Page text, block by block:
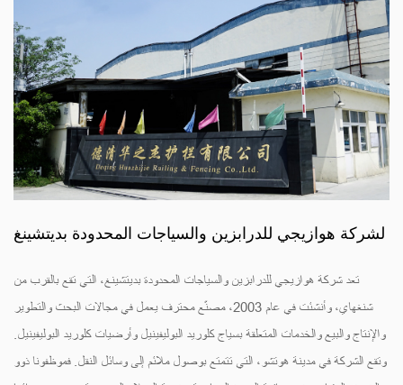
لشركة هوازيجي للدرابزين والسياجات المحدودة بديتشينغ
تعد شركة هوازيجي للدرابزين والسياجات المحدودة بديتشينغ، التي تقع بالقرب من
شنغهاي، وأنشئت في عام 2003، مصنّع محترف يعمل في مجالات البحث والتطوير
والإنتاج والبيع والخدمات المتعلقة بسياج كلوريد البوليفينيل وأرضيات كلوريد البوليفينيل.
وتقع الشركة في مدينة هوتشو، التي تتمتع بوصول ملائم إلى وسائل النقل. فموظفونا ذوو